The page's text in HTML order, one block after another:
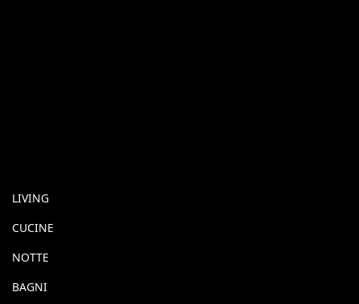
LIVING
CUCINE
NOTTE
BAGNI